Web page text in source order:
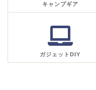
キャンプギア
ガジェットDIY